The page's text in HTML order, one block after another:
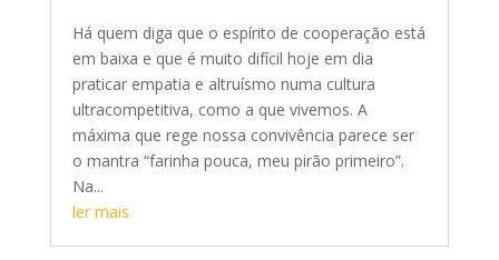
Há quem diga que o espírito de cooperação está
em baixa e que é muito difícil hoje em dia
praticar empatia e altruísmo numa cultura
ultracompetitiva, como a que vivemos. A
máxima que rege nossa convivência parece ser
o mantra “farinha pouca, meu pirão primeiro”.
Na...
ler mais